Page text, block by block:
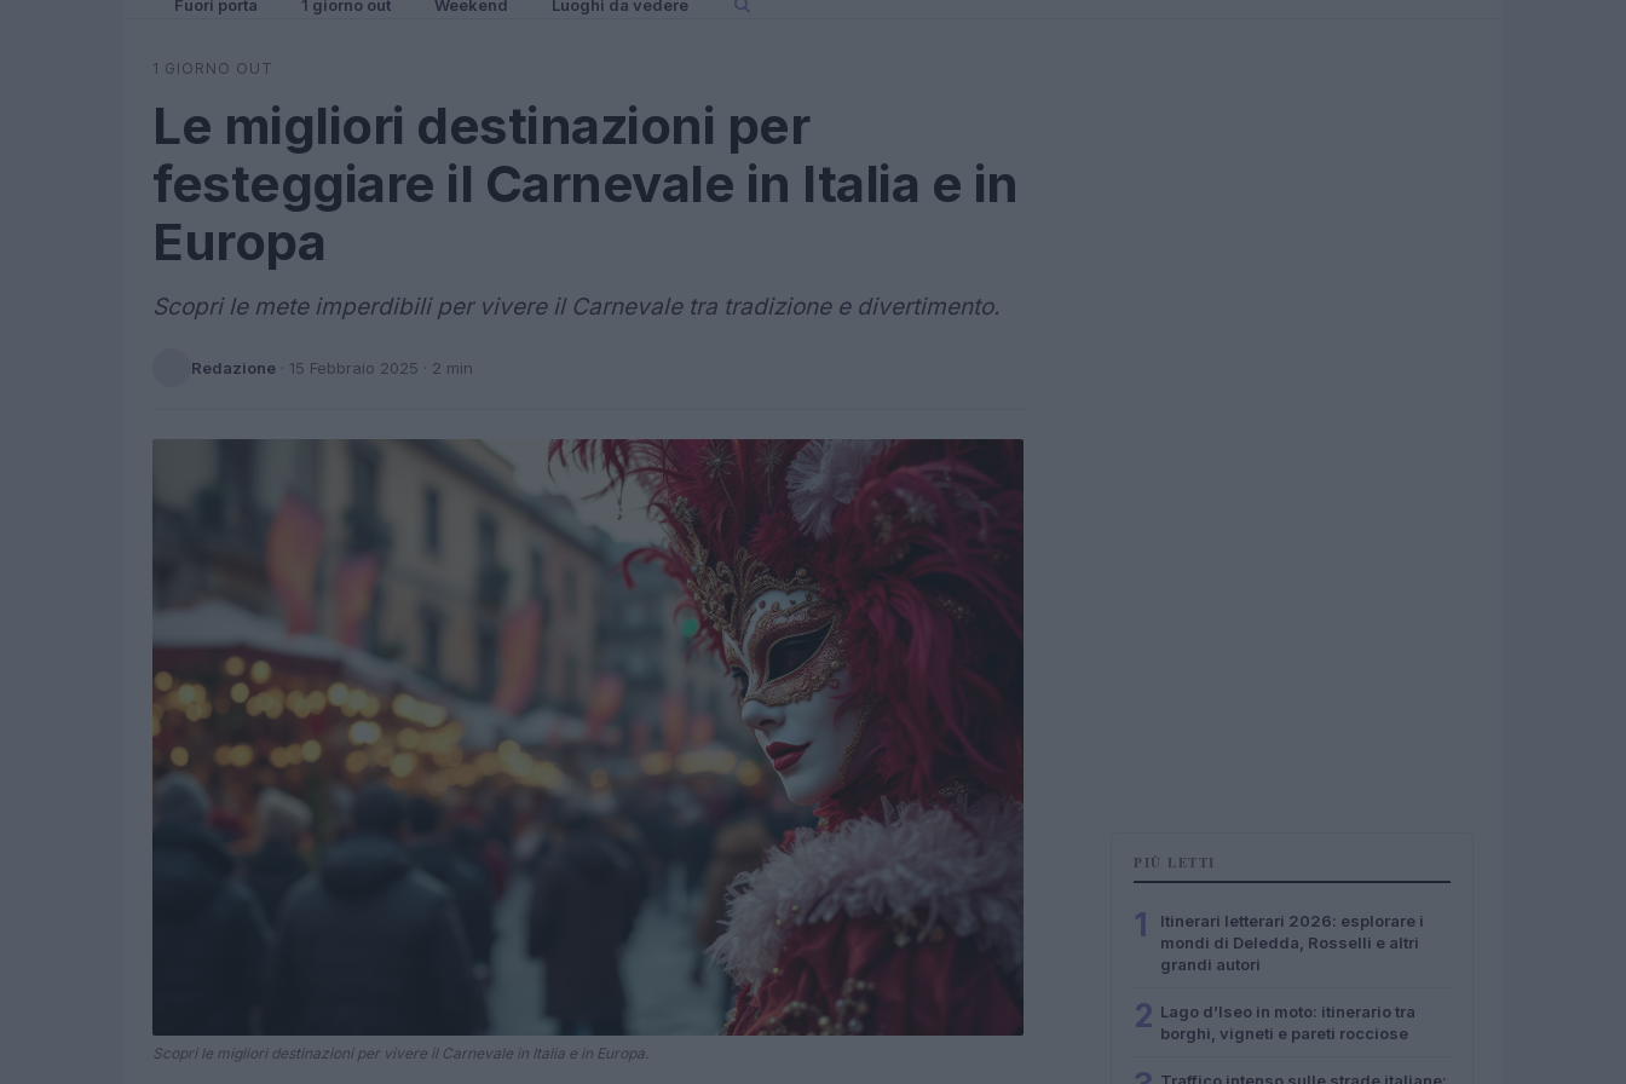
Fuori porta 1 giorno out Weekend Luoghi da vedere
1 GIORNO OUT
Le migliori destinazioni per
festeggiare il Carnevale in Italia e in
Europa
Scopri le mete imperdibili per vivere il Carnevale tra tradizione e divertimento.
Redazione · 15 Febbraio 2025 · 2 min
Scopri le migliori destinazioni per vivere il Carnevale in Italia e in Europa.
PIÙ LETTI
1
Itinerari letterari 2026: esplorare i
mondi di Deledda, Rosselli e altri
grandi autori
2 Lago d’Iseo in moto: itinerario tra
borghi, vigneti e pareti rocciose